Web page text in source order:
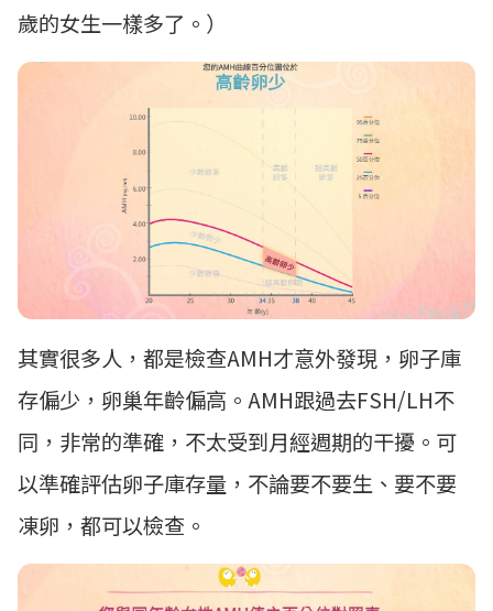
歲的女生一樣多了。）
其實很多人，都是檢查AMH才意外發現，卵子庫
存偏少，卵巢年齡偏高。AMH跟過去FSH/LH不
同，非常的準確，不太受到月經週期的干擾。可
以準確評估卵子庫存量，不論要不要生、要不要
凍卵，都可以檢查。